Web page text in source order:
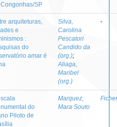
SP
arquiteturas,
e
:
do
amar é
Silva,
Carolina
Pescatori
Candido da
(org.);
Aliaga,
Maribel
(org.)
-
do
Piloto de
Marquez,
Mara Souto